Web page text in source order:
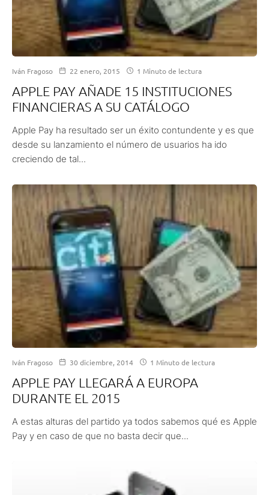
Iván Fragoso 22 enero, 2015 1 Minuto de lectura
APPLE PAY AÑADE 15 INSTITUCIONES
FINANCIERAS A SU CATÁLOGO
Apple Pay ha resultado ser un éxito contundente y es que
desde su lanzamiento el número de usuarios ha ido
creciendo de tal...
Iván Fragoso 30 diciembre, 2014 1 Minuto de lectura
APPLE PAY LLEGARÁ A EUROPA
DURANTE EL 2015
A estas alturas del partido ya todos sabemos qué es Apple
Pay y en caso de que no basta decir que...